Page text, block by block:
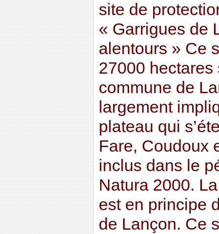
site de
« Garrigues de
alentours » Ce
27000
commune de
largement
plateau qui
Fare, Coudoux
inclus dans le
Natura 2000.
est en principe
de Lançon. Ce